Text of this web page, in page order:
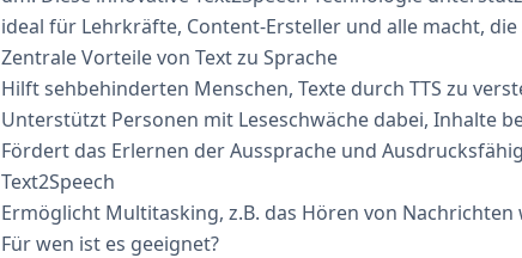
ideal für Lehrkräfte, Content-Ersteller und alle macht,
Zentrale Vorteile von Text zu Sprache
Hilft sehbehinderten Menschen, Texte durch TTS zu
Unterstützt Personen mit Leseschwäche dabei, Inhalte
Fördert das Erlernen der Aussprache und
Text2Speech
Ermöglicht Multitasking, z.B. das Hören von
Für wen ist es geeignet?